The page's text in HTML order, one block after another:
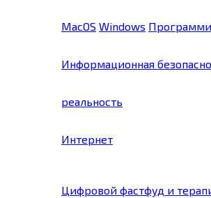
MacOS Windows
Информационная
реальность
Интернет
Цифровой фастфуд и